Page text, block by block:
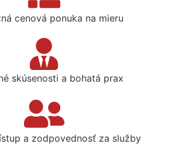
cenová ponuka na mieru
skúsenosti a bohatá prax
a zodpovednosť za služby